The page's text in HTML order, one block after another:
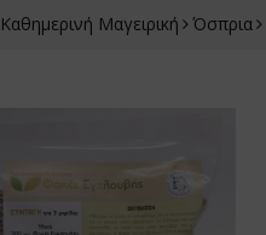
Καθημερινή Μαγειρική Όσπρια